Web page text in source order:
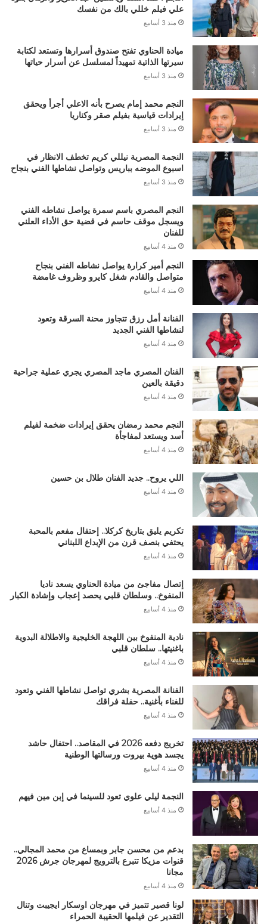
علي فيلم خللي بالك من نفسك
منذ 3 أسابيع
ميادة الحناوي تفتح صندوق أسرارها وتستعد لكتابة
سيرتها الذاتية تمهيداً لمسلسل عن أسرار حياتها
منذ 3 أسابيع
النجم محمد إمام يصرح بأنه الاعلي أجرأ ويحقق
إيرادات قياسية بفيلم صقر وكناريا
منذ 3 أسابيع
النجمة المصرية نيللي كريم تخطف الانظار في
اسبوع الموضه بباريس وتواصل نشاطها الفني بنجاح
منذ 3 أسابيع
النجم المصري باسم سمرة يواصل نشاطه الفني
ويسجل موقف حاسم في قضية حق الأداء العلني
للفنان
منذ 4 أسابيع
النجم أمير كرارة يواصل نشاطه الفني بنجاح
متواصل والقادم شغل كايرو وظروف غامضة
منذ 4 أسابيع
الفنانة أمل رزق تتجاوز محنة السرقة وتعود
لنشاطها الفني الجديد
منذ 4 أسابيع
الفنان المصري ماجد المصري يجري عملية جراحية
دقيقة بالعين
منذ 4 أسابيع
النجم محمد رمضان يحقق إيرادات ضخمة لفيلم
أسد ويستعد لمفاجأة
منذ 4 أسابيع
اللي يروح.. جديد الفنان طلال بن حسين
منذ 4 أسابيع
تكريم يليق بتاريخ كركلا.. إحتفال مفعم بالمحبة
يحتفي بنصف قرن من الإبداع اللبناني
منذ 4 أسابيع
إتصال مفاجئ من ميادة الحناوي يسعد ناديا
المنفوخ.. وسلطان قلبي يحصد إعجاب وإشادة الكبار
منذ 4 أسابيع
نادية المنفوخ بين اللهجة الخليجية والاطلالة البدوية
باغنيتها.. سلطان قلبي
منذ 4 أسابيع
الفنانة المصرية بشري تواصل نشاطها الفني وتعود
للغناء بأغنية.. حفلة فراقك
منذ 4 أسابيع
تخريج دفعه 2026 في المقاصد.. احتفال حاشد
يجسد هوية بيروت ورسالتها الوطنية
منذ 4 أسابيع
النجمة ليلي علوي تعود للسينما في إبن مين فيهم
منذ 4 أسابيع
بدعم من محسن جابر وبمساع من محمد المجالي..
قنوات مزيكا تتبرع بالترويج لمهرجان جرش 2026
مجانا
منذ 4 أسابيع
لونا قصير تتميز في مهرجان اوسكار ايجيبت وتنال
التقدير عن فيلمها الحقيبة الحمراء